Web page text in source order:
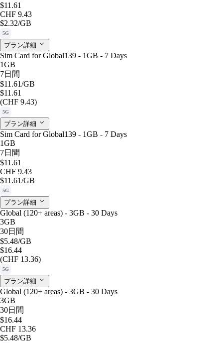
$11.61
CHF 9.43
$2.32/GB
5G
プラン詳細
Sim Card for Global139 - 1GB - 7 Days
1GB
7日間
$11.61/GB
$11.61
(CHF 9.43)
5G
プラン詳細
Sim Card for Global139 - 1GB - 7 Days
1GB
7日間
$11.61
CHF 9.43
$11.61/GB
5G
プラン詳細
Global (120+ areas) - 3GB - 30 Days
3GB
30日間
$5.48/GB
$16.44
(CHF 13.36)
5G
プラン詳細
Global (120+ areas) - 3GB - 30 Days
3GB
30日間
$16.44
CHF 13.36
$5.48/GB